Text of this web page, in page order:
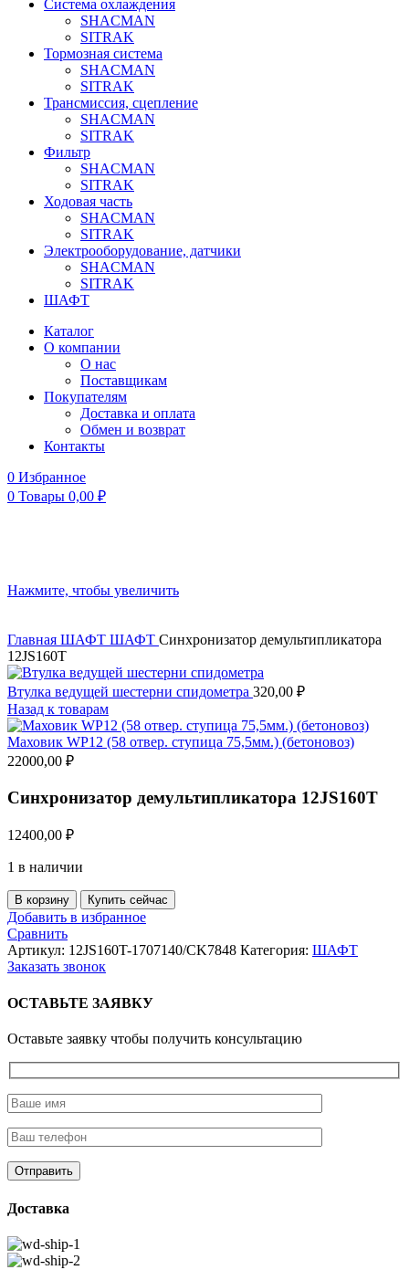
Система охлаждения
SHACMAN
SITRAK
Тормозная система
SHACMAN
SITRAK
Трансмиссия, сцепление
SHACMAN
SITRAK
Фильтр
SHACMAN
SITRAK
Ходовая часть
SHACMAN
SITRAK
Электрооборудование, датчики
SHACMAN
SITRAK
ШАФТ
Каталог
О компании
О нас
Поставщикам
Покупателям
Доставка и оплата
Обмен и возврат
Контакты
0 Избранное
0 Товары 0,00 ₽
Нажмите, чтобы увеличить
Главная ШАФТ ШАФТ Синхронизатор демультипликатора
12JS160T
Втулка ведущей шестерни спидометра 320,00 ₽
Назад к товарам
Маховик WP12 (58 отвер. ступица 75,5мм.) (бетоновоз)
22000,00 ₽
Синхронизатор демультипликатора 12JS160T
12400,00 ₽
1 в наличии
Количество
товара
Синхронизатор
демультипликатора
12JS160T
В корзину Купить сейчас
Добавить в избранное
Сравнить
Артикул: 12JS160T-1707140/CK7848 Категория: ШАФТ
Заказать звонок
ОСТАВЬТЕ ЗАЯВКУ
Оставьте заявку чтобы получить консультацию
Доставка